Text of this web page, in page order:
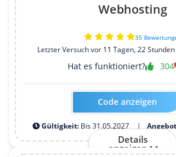
Webhosting
35
Letzter Versuch vor 11 Tagen, 22
Hat es funktioniert? 304
Kein Code erforderlich
Code anzeigen
Gültigkeit: Bis 31.05.2027
Details
anzeigen